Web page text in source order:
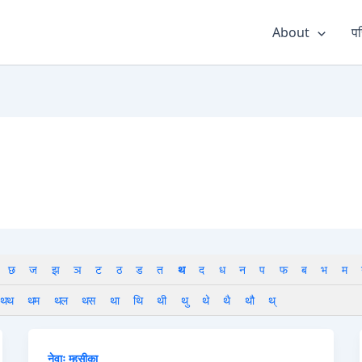
About
छ ज झ ञ ट ठ ड त थ द ध न प फ ब भ म
थथ थम थल थस था थि थी थु थे थै थौ थ्
नेवाः म्हसीका